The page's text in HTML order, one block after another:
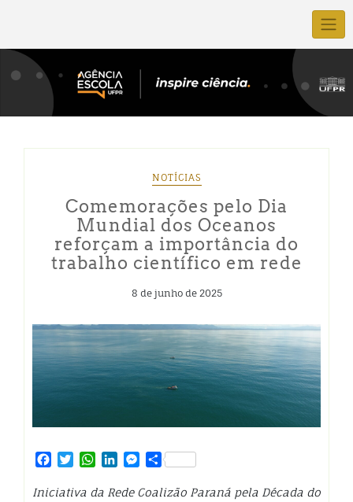
NOTÍCIAS
Comemorações pelo Dia
Mundial dos Oceanos
reforçam a importância do
trabalho científico em rede
8 de junho de 2025
Facebook
TwitterWhatsApp
LinkedInMessenger
Share
Iniciativa da Rede Coalizão Paraná pela Década do